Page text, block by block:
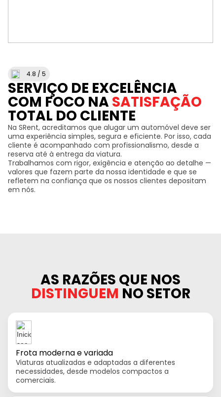
4.8 / 5
SERVIÇO DE EXCELÊNCIA
COM FOCO NA SATISFAÇÃO
TOTAL DO CLIENTE
Na SRent, acreditamos que alugar um automóvel deve ser
uma experiência simples, segura e eficiente. Por isso, cada
cliente é acompanhado com profissionalismo, desde a
reserva até à entrega da viatura.
Trabalhamos com rigor, exigência e atenção ao detalhe —
valores que fazem parte da nossa identidade e que se
refletem na confiança que os nossos clientes depositam
em nós.
AS RAZÕES QUE NOS
DISTINGUEM NO SETOR
Frota moderna e variada
Viaturas atualizadas e adaptadas a diferentes
necessidades, desde modelos compactos a
comerciais.